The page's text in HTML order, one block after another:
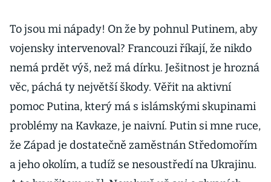
To jsou mi nápady! On že by pohnul Putinem, aby
vojensky intervenoval? Francouzi říkají, že nikdo
nemá prdět výš, než má dírku. Ješitnost je hrozná
věc, páchá ty největší škody. Věřit na aktivní
pomoc Putina, který má s islámskými skupinami
problémy na Kavkaze, je naivní. Putin si mne ruce,
že Západ je dostatečně zaměstnán Středomořím
a jeho okolím, a tudíž se nesoustředí na Ukrajinu.